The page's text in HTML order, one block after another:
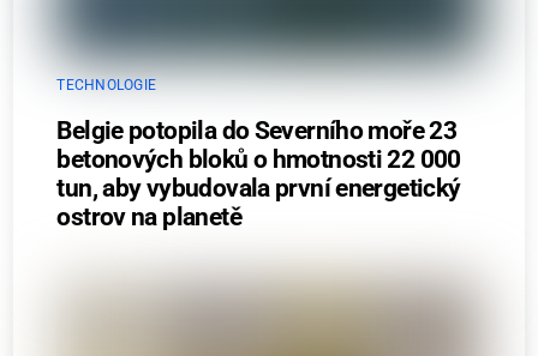
TECHNOLOGIE
Belgie potopila do Severního moře 23
betonových bloků o hmotnosti 22 000
tun, aby vybudovala první energetický
ostrov na planetě